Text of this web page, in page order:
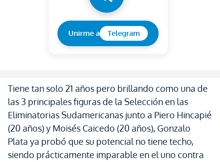
Unirme a Telegram
Tiene tan solo 21 años pero brillando como una de
las 3 principales figuras de la Selección en las
Eliminatorias Sudamericanas junto a Piero Hincapié
(20 años) y Moisés Caicedo (20 años), Gonzalo
Plata ya probó que su potencial no tiene techo,
siendo prácticamente imparable en el uno contra